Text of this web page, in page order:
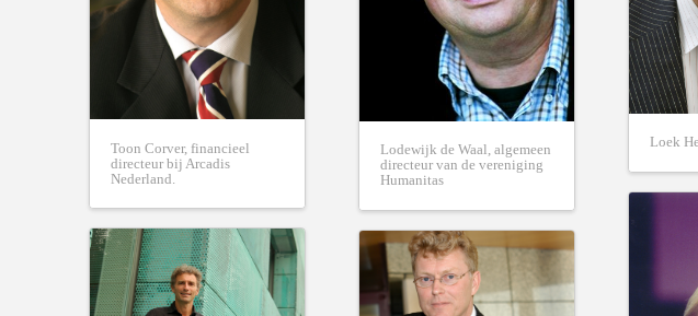
Toon Corver, financieel
directeur bij Arcadis
Nederland.
Lodewijk de Waal, algemeen
directeur van de vereniging
Humanitas
Loek